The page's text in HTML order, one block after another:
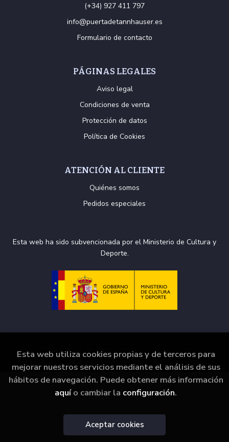
(+34) 927 411 797
info@puertadetannhauser.es
Formulario de contacto
PÁGINAS LEGALES
Aviso legal
Condiciones de venta
Protección de datos
Política de Cookies
ATENCIÓN AL CLIENTE
Quiénes somos
Pedidos especiales
Esta web ha sido subvencionada por el Ministerio de Cultura y
Deporte.
2026 © La Puerta de Tannhäuser
. Todos los Derechos
Grupo Trevenque
Esta web utiliza cookies propias y de terceros para
mejorar nuestros servicios mediante el análisis de sus
hábitos de navegación. Puede obtener más información
aquío cambiar la configuración.
Aceptar cookies